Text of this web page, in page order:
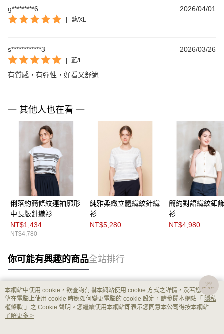
g*********6
2026/04/01
| 藍/XL
s************3 2026/03/26
| 藍/L
有質感，有彈性，好看又舒適
一 其他人也在看 一
俐落約簡條紋連袖廓形
中長版針織衫
NT$1,434
NT$4,780
純雅柔緻立體織紋針織
衫
NT$5,280
簡約對語織紋釦
衫
NT$4,980
你可能有興趣的商品全站排行
熱門標籤
本網站中使用 cookie，欲查詢有關本網站使用 cookie 方式之詳情，及若您不希
望在電腦上使用 cookie 時應如何變更電腦的 cookie 設定，請參閱本網站「 隱私
權條款 」之 Cookie 聲明。您繼續使用本網站即表示您同意本公司得按本網站使
用條款之 Cookie 聲明使用 cookie。
了解更多 >